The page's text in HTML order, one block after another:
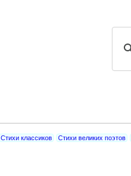
Стихи классиков Стихи великих поэтов